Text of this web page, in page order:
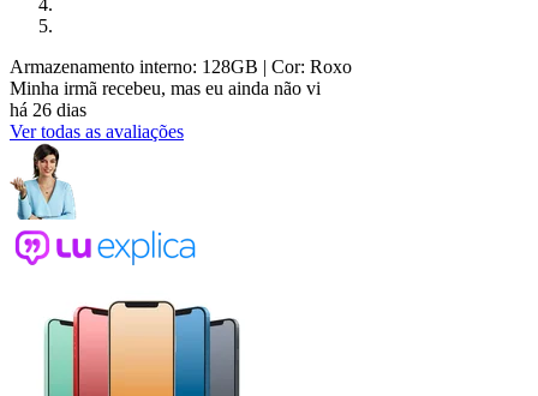
Armazenamento interno: 128GB | Cor: Roxo
Minha irmã recebeu, mas eu ainda não vi
há 26 dias
Ver todas as avaliações